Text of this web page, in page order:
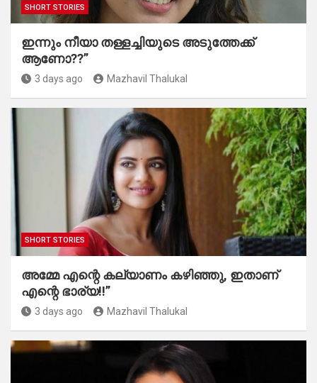
SHORT STORIES
ഇന്നും നീയാ തള്ളച്ചിയുടെ അടുത്തേക്ക്
ആണോ??”
3 days ago Mazhavil Thalukal
SHORT STORIES
അമ്മേ എന്റെ കല്യാണം കഴിഞ്ഞു, ഇതാണ്
എന്റെ ഭാര്യ!!”
3 days ago Mazhavil Thalukal